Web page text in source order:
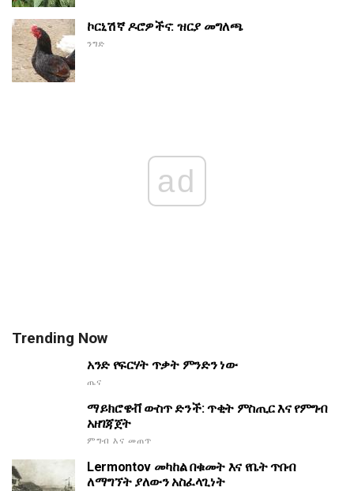
ኮርኒሽኛ ዶሮዎችና: ዝርያ መግለጫ
ንግድ
ad
Trending Now
አንድ የፍርሃት ጥቃት ምንድን ነው
ጤና
ማይክሮዌቭ ውስጥ ድንች: ጥቂት ምስጢር እና የምግብ
አዘገጃጀት
ምግብ እና መጠጥ
Lermontov መካከል በቁመት እና የቤት ጥበብ
ለማግኘት ያለውን አስፈላጊነት